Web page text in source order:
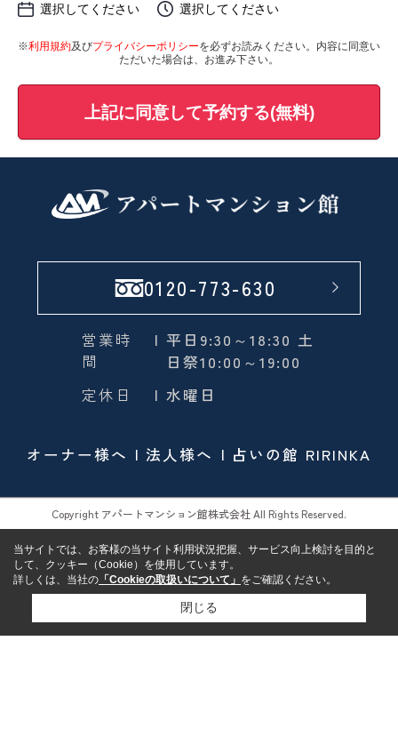
選択してください
選択してください
※利用規約及びプライバシーポリシーを必ずお読みください。内容に同意い
ただいた場合は、お進み下さい。
上記に同意して予約する(無料)
0120-773-630
営業時
間
| 平日9:30～18:30 土
日祭10:00～19:00
定休日
| 水曜日
オーナー様へ 法人様へ 占いの館 RIRINKA
Copyright アパートマンション館株式会社 All Rights Reserved.
当サイトでは、お客様の当サイト利用状況把握、サービス向上検討を目的と
して、クッキー（Cookie）を使用しています。
詳しくは、当社の 「Cookieの取扱いについて」 をご確認ください。
閉じる